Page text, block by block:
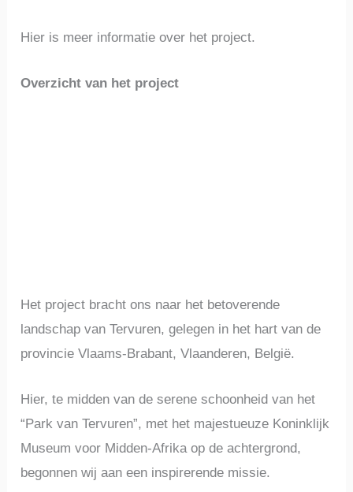
Hier is meer informatie over het project.
Overzicht van het project
Het project bracht ons naar het betoverende
landschap van Tervuren, gelegen in het hart van de
provincie Vlaams-Brabant, Vlaanderen, België.
Hier, te midden van de serene schoonheid van het
“Park van Tervuren”, met het majestueuze Koninklijk
Museum voor Midden-Afrika op de achtergrond,
begonnen wij aan een inspirerende missie.